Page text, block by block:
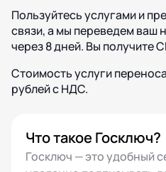
Пользуйтесь услугами и
связи, а мы переведем ваш
через 8 дней. Вы получите
Стоимость услуги
рублей с НДС.
Что такое Госключ?
Госключ — это удобный